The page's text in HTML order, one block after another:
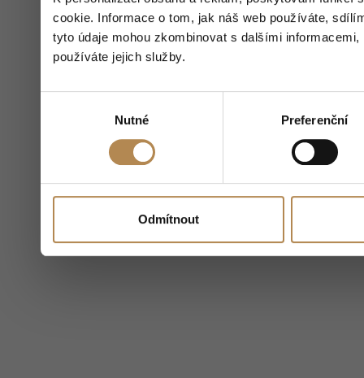
cookie. Informace o tom, jak náš web používáte,
tyto údaje mohou zkombinovat s dalšími
používáte jejich služby.
Nutné Preferenční
Odmítnout